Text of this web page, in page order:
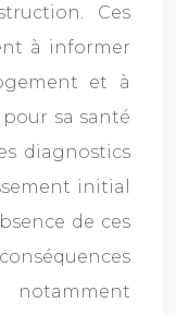
Ces
à informer
et à
sa santé
diagnostics
initial
de ces